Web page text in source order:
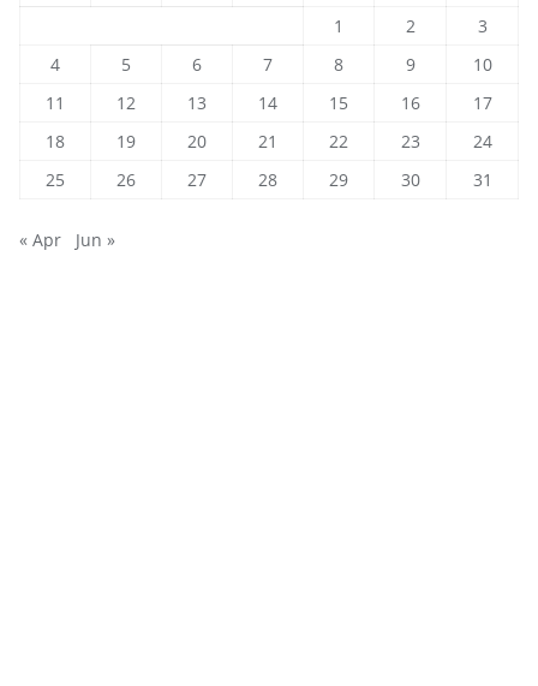
1
2
3
4
5 6 7 8 9
10
11
12 13 14 15 16
17
18
19 20 21 22 23
24
25
26 27 28 29 30 31
« Apr Jun »